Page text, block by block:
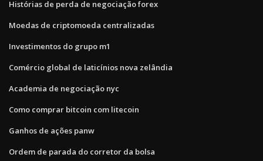
Histórias de perda de negociação forex
Moedas de criptomoeda centralizadas
Investimentos do grupo m1
Comércio global de laticínios nova zelândia
Academia de negociação nyc
Como comprar bitcoin com litecoin
Ganhos de ações panw
Ordem de parada do corretor da bolsa